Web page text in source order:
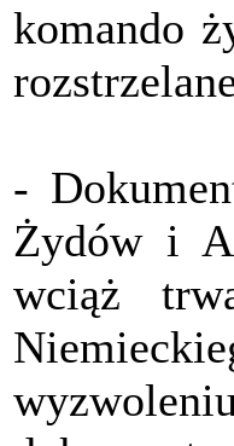
komando
-
Żydów i
wciąż